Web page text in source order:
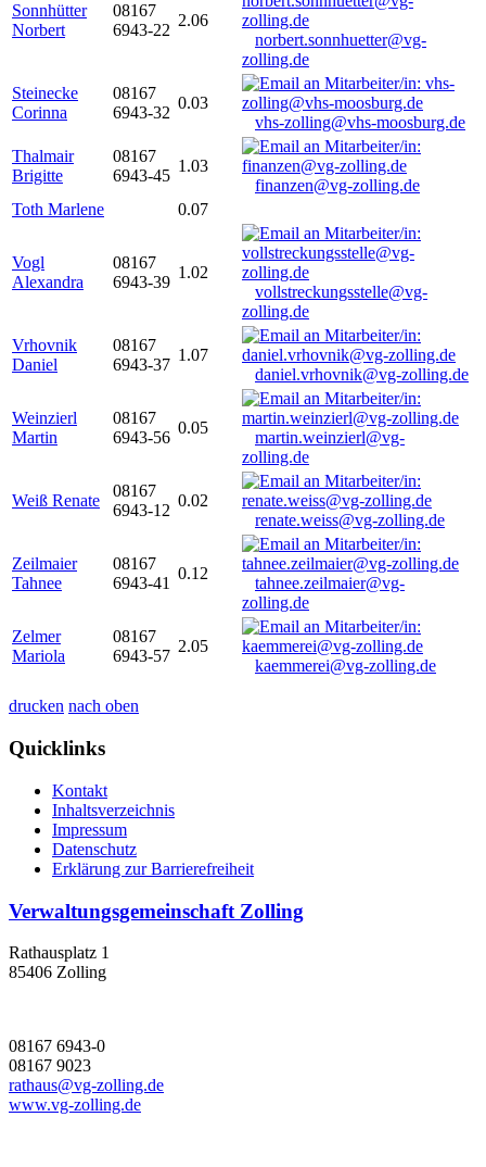
Sonnhütter
Norbert
08167
6943-22
2.06
norbert.sonnhuetter@vg-
zolling.de
Steinecke
Corinna
08167
6943-32
0.03
vhs-zolling@vhs-moosburg.de
Thalmair
Brigitte
08167
6943-45
1.03
finanzen@vg-zolling.de
Toth Marlene
0.07
Vogl
Alexandra
08167
6943-39
1.02
vollstreckungsstelle@vg-
zolling.de
Vrhovnik
Daniel
08167
6943-37
1.07
daniel.vrhovnik@vg-zolling.de
Weinzierl
Martin
08167
6943-56
0.05
martin.weinzierl@vg-
zolling.de
Weiß Renate
08167
6943-12
0.02
renate.weiss@vg-zolling.de
Zeilmaier
Tahnee
08167
6943-41
0.12
tahnee.zeilmaier@vg-
zolling.de
Zelmer
Mariola
08167
6943-57
2.05
kaemmerei@vg-zolling.de
drucken nach oben
Quicklinks
Kontakt
Inhaltsverzeichnis
Impressum
Datenschutz
Erklärung zur Barrierefreiheit
Verwaltungsgemeinschaft Zolling
Rathausplatz 1
85406 Zolling
08167 6943-0
08167 9023
rathaus@vg-zolling.de
www.vg-zolling.de